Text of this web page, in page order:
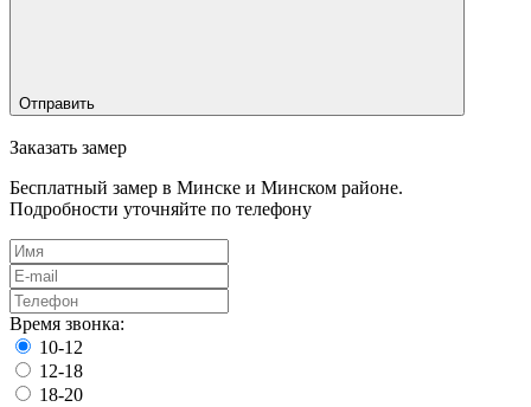
Отправить
Заказать замер
Бесплатный замер в Минске и Минском районе.
Подробности уточняйте по телефону
Время звонка:
10-12
12-18
18-20